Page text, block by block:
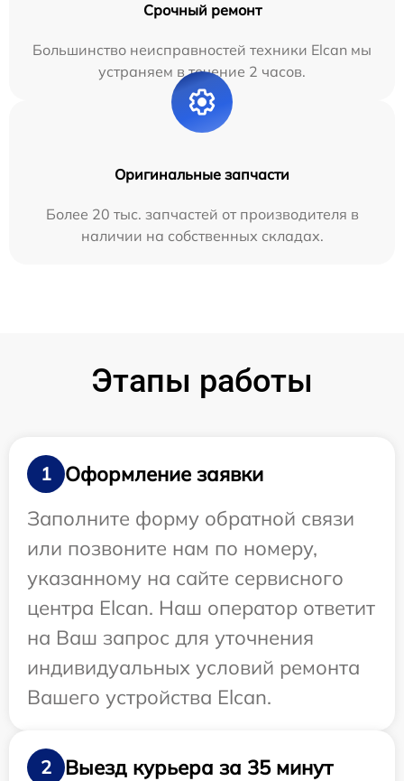
Срочный ремонт
Большинство неисправностей техники Elcan мы
устраняем в течение 2 часов.
Оригинальные запчасти
Более 20 тыс. запчастей от производителя в
наличии на собственных складах.
Этапы работы
1
Оформление заявки
Заполните форму обратной связи
или позвоните нам по номеру,
указанному на сайте сервисного
центра Elcan. Наш оператор ответит
на Ваш запрос для уточнения
индивидуальных условий ремонта
Вашего устройства Elcan.
2
Выезд курьера за 35 минут